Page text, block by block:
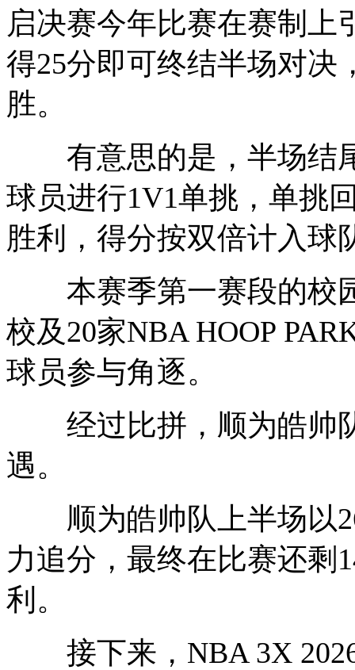
启决赛今年比赛在赛制上
得25分即可终结半场对决
胜。
有意思的是，半场结
球员进行1V1单挑，单挑
胜利，得分按双倍计入球
本赛季第一赛段的校
校及20家NBA HOOP
球员参与角逐。
经过比拼，顺为皓帅
遇。
顺为皓帅队上半场以
力追分，最终在比赛还剩
利。
接下来，NBA 3X 2026